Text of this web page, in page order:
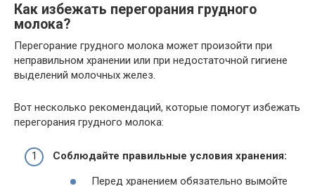
Как избежать перегорания грудного
молока?
Перегорание грудного молока может произойти при
неправильном хранении или при недостаточной гигиене
выделений молочных желез.
Вот несколько рекомендаций, которые помогут избежать
перегорания грудного молока:
Соблюдайте правильные условия хранения:
Перед хранением обязательно вымойте